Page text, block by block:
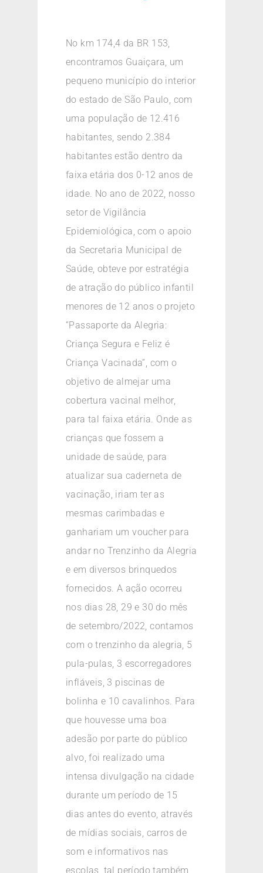
No km 174,4 da BR 153,
encontramos Guaiçara, um
pequeno município do interior
do estado de São Paulo, com
uma população de 12.416
habitantes, sendo 2.384
habitantes estão dentro da
faixa etária dos 0-12 anos de
idade. No ano de 2022, nosso
setor de Vigilância
Epidemiológica, com o apoio
da Secretaria Municipal de
Saúde, obteve por estratégia
de atração do público infantil
menores de 12 anos o projeto
“Passaporte da Alegria:
Criança Segura e Feliz é
Criança Vacinada”, com o
objetivo de almejar uma
cobertura vacinal melhor,
para tal faixa etária. Onde as
crianças que fossem a
unidade de saúde, para
atualizar sua caderneta de
vacinação, iriam ter as
mesmas carimbadas e
ganhariam um voucher para
andar no Trenzinho da Alegria
e em diversos brinquedos
fornecidos. A ação ocorreu
nos dias 28, 29 e 30 do mês
de setembro/2022, contamos
com o trenzinho da alegria, 5
pula-pulas, 3 escorregadores
infláveis, 3 piscinas de
bolinha e 10 cavalinhos. Para
que houvesse uma boa
adesão por parte do público
alvo, foi realizado uma
intensa divulgação na cidade
durante um período de 15
dias antes do evento, através
de mídias sociais, carros de
som e informativos nas
escolas, tal período também